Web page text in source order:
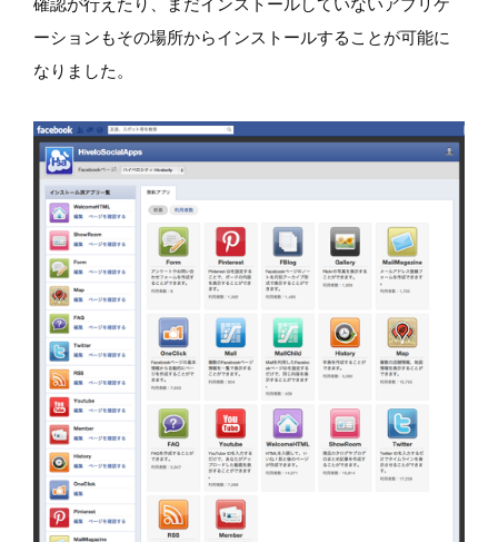
確認が行えたり、まだインストールしていないアプリケ
ーションもその場所からインストールすることが可能に
なりました。